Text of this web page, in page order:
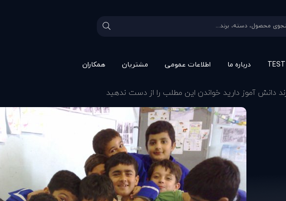
درباره ما اطلاعات عمومی مشتريان همکاران
دانش آموز دارید خواندن این مطلب را از دست ندهید